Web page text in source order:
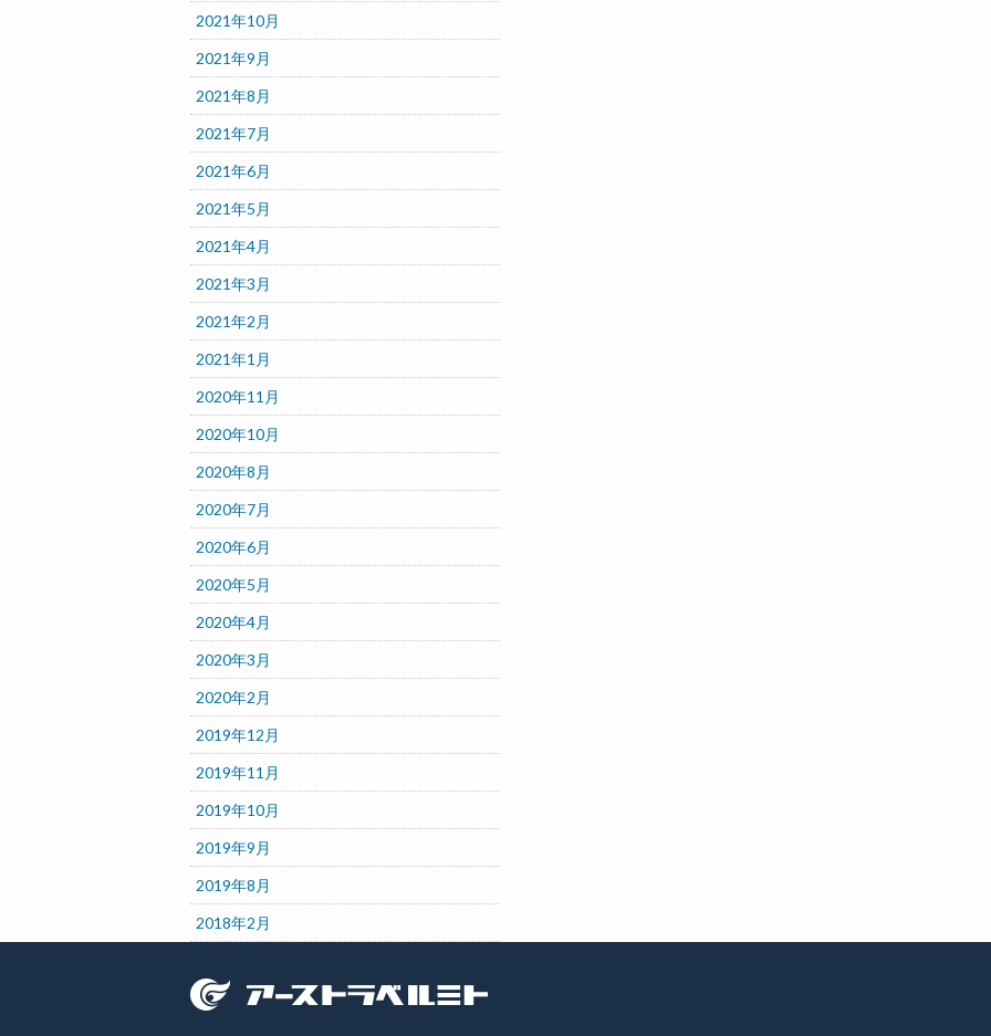
2021年10月
2021年9月
2021年8月
2021年7月
2021年6月
2021年5月
2021年4月
2021年3月
2021年2月
2021年1月
2020年11月
2020年10月
2020年8月
2020年7月
2020年6月
2020年5月
2020年4月
2020年3月
2020年2月
2019年12月
2019年11月
2019年10月
2019年9月
2019年8月
2018年2月